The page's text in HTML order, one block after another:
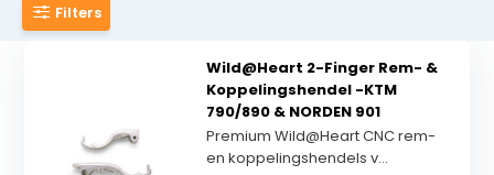
Filters
Wild@Heart 2-Finger Rem- &
Koppelingshendel -KTM
790/890 & NORDEN 901
Premium Wild@Heart CNC rem-
en koppelingshendels v...